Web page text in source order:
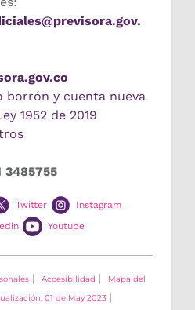
borrón y cuenta nueva
1952 de 2019
3485755
Twitter
Instagram
Youtube
Accesibilidad
Mapa del
01 de May 2023